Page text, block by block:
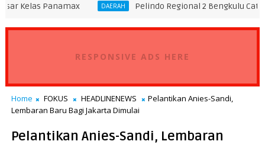
DAERAH Pelindo Regional 2 Bengkulu Catat
RESPONSIVE ADS HERE
Home FOKUS HEADLINENEWS
Pelantikan Anies-Sandi,
Lembaran Baru Bagi Jakarta Dimulai
Pelantikan Anies-Sandi, Lembaran